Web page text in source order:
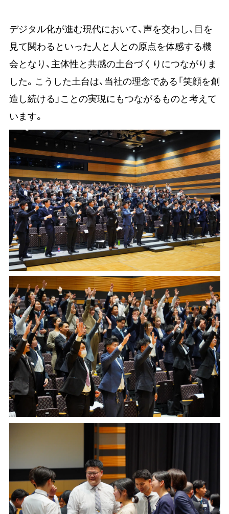
デジタル化が進む現代において、声を交わし、目を
見て関わるといった人と人との原点を体感する機
会となり、主体性と共感の土台づくりにつながりま
した。こうした土台は、当社の理念である「笑顔を創
造し続ける」ことの実現にもつながるものと考えて
います。